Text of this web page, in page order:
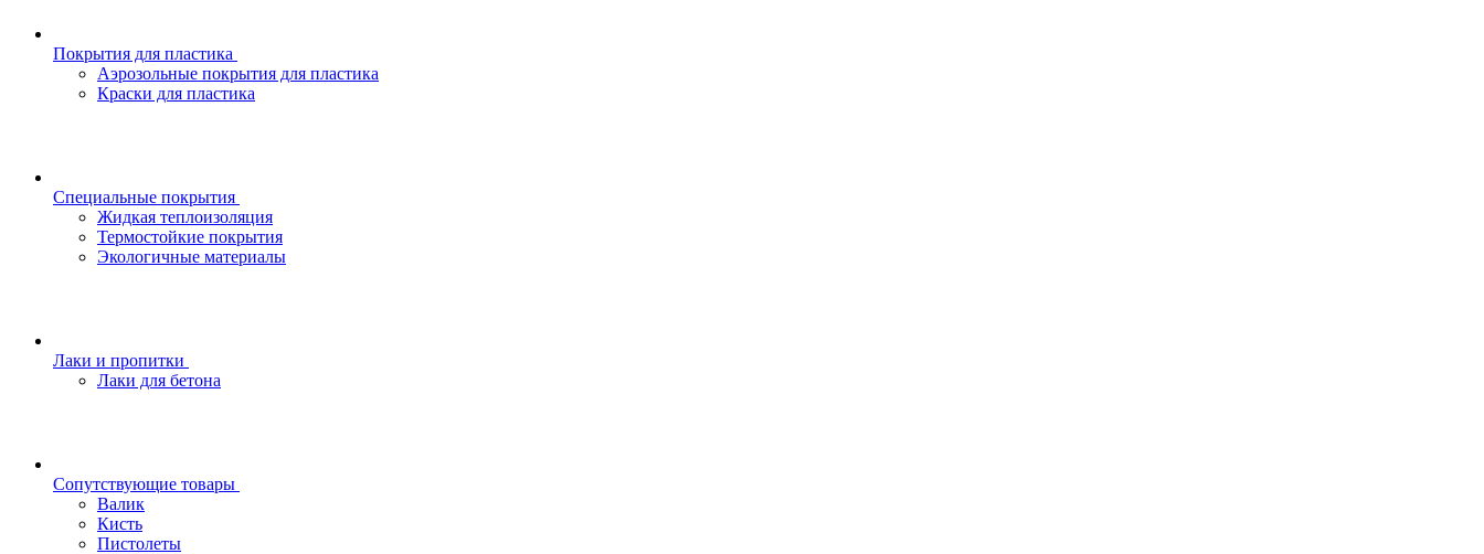
Покрытия для пластика
Аэрозольные покрытия для пластика
Краски для пластика
Специальные покрытия
Жидкая теплоизоляция
Термостойкие покрытия
Экологичные материалы
Лаки и пропитки
Лаки для бетона
Сопутствующие товары
Валик
Кисть
Пистолеты